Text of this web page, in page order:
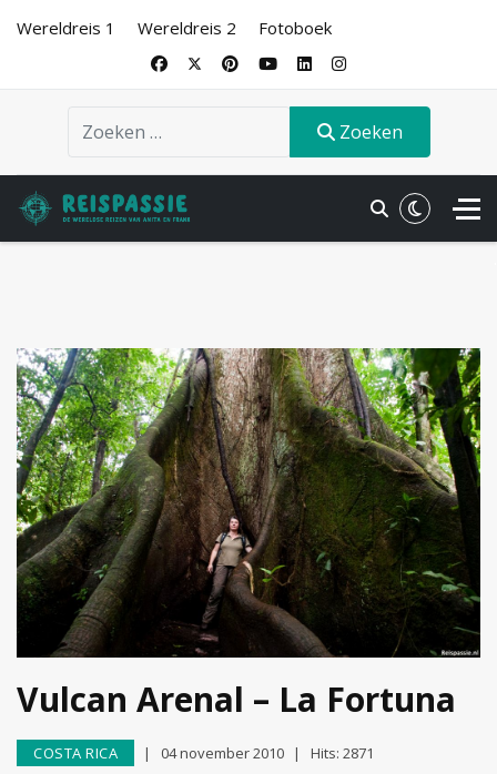
Wereldreis 1 Wereldreis 2 Fotoboek
Zoeken Zoeken
Vulcan Arenal – La Fortuna
COSTA RICA 04 november 2010 Hits: 2871